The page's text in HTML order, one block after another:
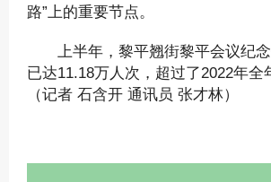
路”上的重要节点。
上半年，黎平翘街黎平会议纪念
已达11.18万人次，超过了2022年全
（记者 石含开 通讯员 张才林）